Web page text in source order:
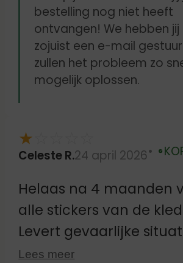
klopt.
Heleen Veldhuijs
bestelling nog niet heeft
ontvangen! We hebben jij
zojuist een e-mail
zullen het probleem zo
mogelijk oplossen.
★
Celeste R.24 april 2026
Helaas na 4 maanden
alle stickers van de
Levert gevaarlijke
zoals losse stickers in het
Lees meer